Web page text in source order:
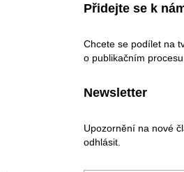
Přidejte se k
Chcete se podílet na
o publikačním
Newsletter
Upozornění na nové
odhlásit.